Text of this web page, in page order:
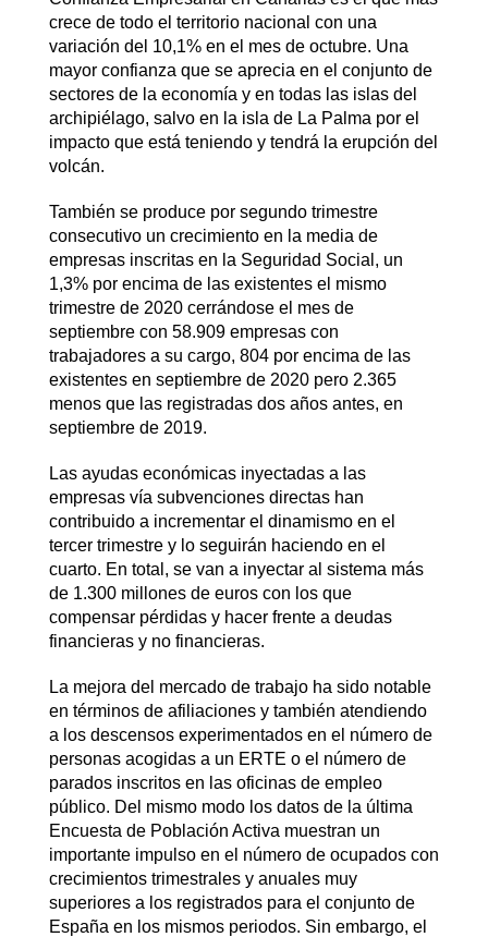
crece de todo el territorio nacional con una
variación del 10,1% en el mes de octubre. Una
mayor confianza que se aprecia en el conjunto de
sectores de la economía y en todas las islas del
archipiélago, salvo en la isla de La Palma por el
impacto que está teniendo y tendrá la erupción del
volcán.
También se produce por segundo trimestre
consecutivo un crecimiento en la media de
empresas inscritas en la Seguridad Social, un
1,3% por encima de las existentes el mismo
trimestre de 2020 cerrándose el mes de
septiembre con 58.909 empresas con
trabajadores a su cargo, 804 por encima de las
existentes en septiembre de 2020 pero 2.365
menos que las registradas dos años antes, en
septiembre de 2019.
Las ayudas económicas inyectadas a las
empresas vía subvenciones directas han
contribuido a incrementar el dinamismo en el
tercer trimestre y lo seguirán haciendo en el
cuarto. En total, se van a inyectar al sistema más
de 1.300 millones de euros con los que
compensar pérdidas y hacer frente a deudas
financieras y no financieras.
La mejora del mercado de trabajo ha sido notable
en términos de afiliaciones y también atendiendo
a los descensos experimentados en el número de
personas acogidas a un ERTE o el número de
parados inscritos en las oficinas de empleo
público. Del mismo modo los datos de la última
Encuesta de Población Activa muestran un
importante impulso en el número de ocupados con
crecimientos trimestrales y anuales muy
superiores a los registrados para el conjunto de
España en los mismos periodos. Sin embargo, el